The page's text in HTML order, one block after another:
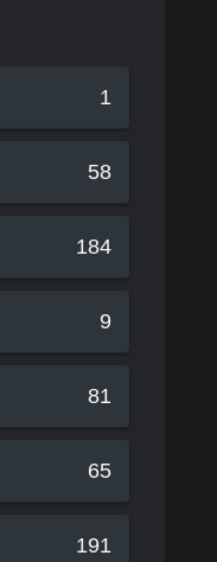
1
58
184
9
81
65
191